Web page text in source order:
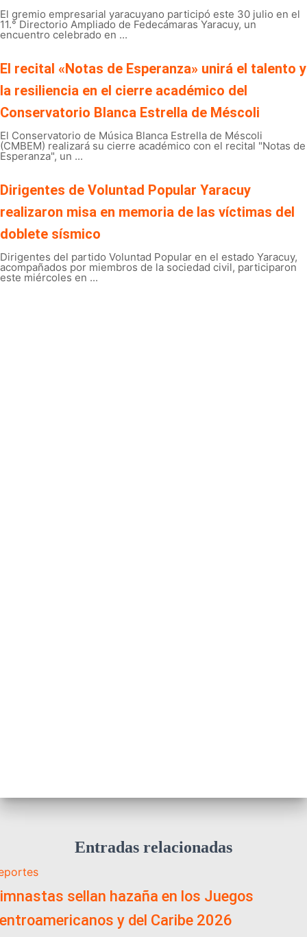
El gremio empresarial yaracuyano participó este 30 julio en el
11.° Directorio Ampliado de Fedecámaras Yaracuy, un
encuentro celebrado en ...
El recital «Notas de Esperanza» unirá el talento y
la resiliencia en el cierre académico del
Conservatorio Blanca Estrella de Méscoli
El Conservatorio de Música Blanca Estrella de Méscoli
(CMBEM) realizará su cierre académico con el recital "Notas de
Esperanza", un ...
Dirigentes de Voluntad Popular Yaracuy
realizaron misa en memoria de las víctimas del
doblete sísmico
Dirigentes del partido Voluntad Popular en el estado Yaracuy,
acompañados por miembros de la sociedad civil, participaron
este miércoles en ...
Entradas relacionadas
sellan hazaña en los Juegos
y del Caribe 2026